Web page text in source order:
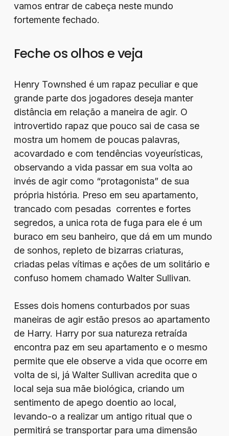
vamos entrar de cabeça neste mundo
fortemente fechado.
Feche os olhos e veja
Henry Townshed é um rapaz peculiar e que
grande parte dos jogadores deseja manter
distância em relação a maneira de agir. O
introvertido rapaz que pouco sai de casa se
mostra um homem de poucas palavras,
acovardado e com tendências voyeurísticas,
observando a vida passar em sua volta ao
invés de agir como “protagonista” de sua
própria história. Preso em seu apartamento,
trancado com pesadas correntes e fortes
segredos, a unica rota de fuga para ele é um
buraco em seu banheiro, que dá em um mundo
de sonhos, repleto de bizarras criaturas,
criadas pelas vítimas e ações de um solitário e
confuso homem chamado Walter Sullivan.
Esses dois homens conturbados por suas
maneiras de agir estão presos ao apartamento
de Harry. Harry por sua natureza retraída
encontra paz em seu apartamento e o mesmo
permite que ele observe a vida que ocorre em
volta de si, já Walter Sullivan acredita que o
local seja sua mãe biológica, criando um
sentimento de apego doentio ao local,
levando-o a realizar um antigo ritual que o
permitirá se transportar para uma dimensão